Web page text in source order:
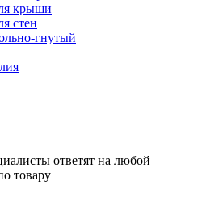
крыши
стен
гнутый
ответят на любой
товару